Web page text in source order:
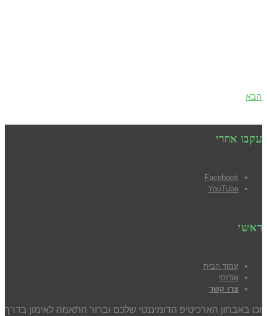
הבא
עקבו אחרי
Facebook
YouTube
ראשי
עמוד הבית
אודותי
צרו קשר
זכו באבחון הארכיטיפ הדומיננטי שלכם וברור התאמה לאימון בדרך